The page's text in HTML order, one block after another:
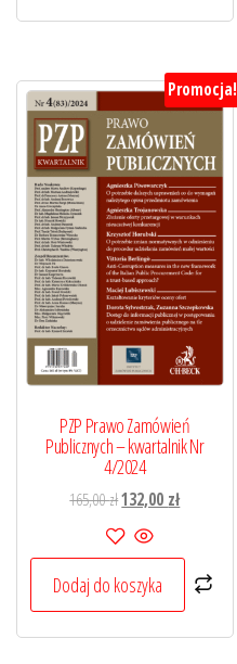
Promocja!
PZP Prawo Zamówień
Publicznych – kwartalnik Nr
4/2024
165,00złPierwotna
cena
wynosiła:
165,00 zł.
132,00 złAktualna
132,00 zł.
Dodaj do koszyka